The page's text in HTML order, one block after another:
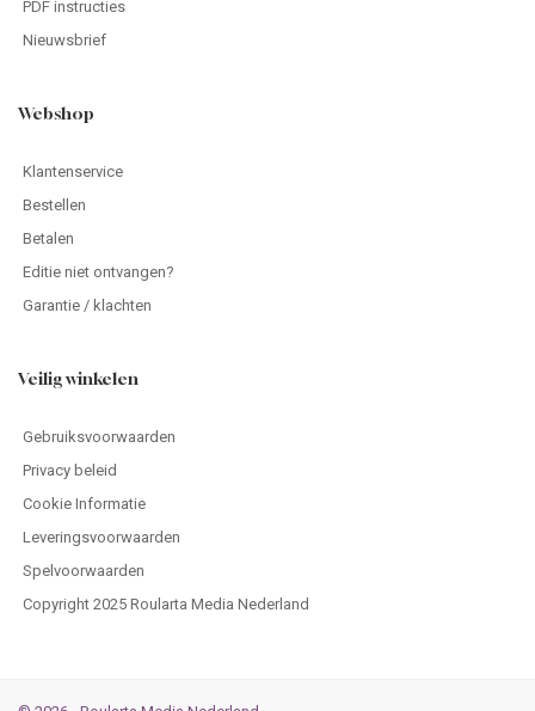
PDF instructies
Nieuwsbrief
Webshop
Klantenservice
Bestellen
Betalen
Editie niet ontvangen?
Garantie / klachten
Veilig winkelen
Gebruiksvoorwaarden
Privacy beleid
Cookie Informatie
Leveringsvoorwaarden
Spelvoorwaarden
Copyright 2025 Roularta Media Nederland